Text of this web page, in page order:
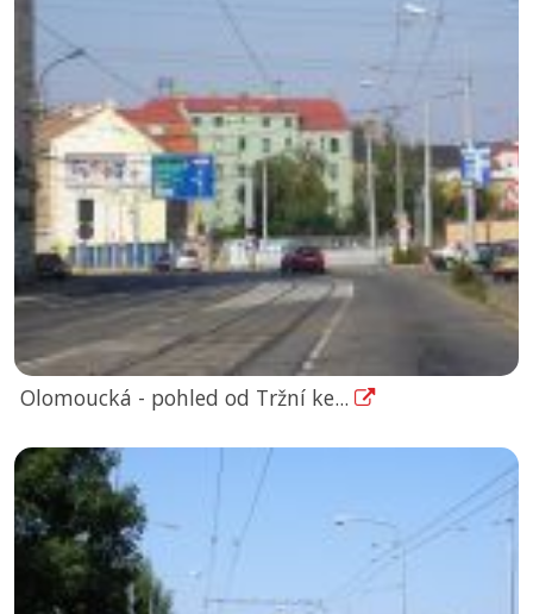
Olomoucká - pohled od Tržní ke...